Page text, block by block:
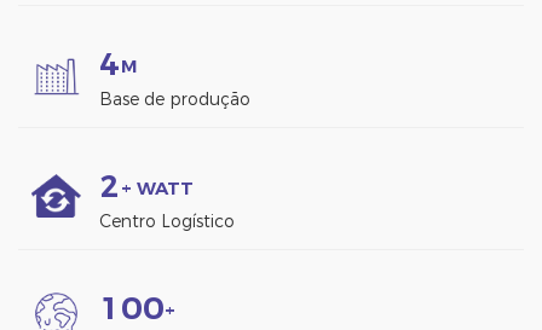
4M
Base de produção
2 + WATT
Centro Logístico
1 00+